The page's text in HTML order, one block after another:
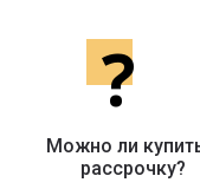
?
Можно ли
рассрочку?